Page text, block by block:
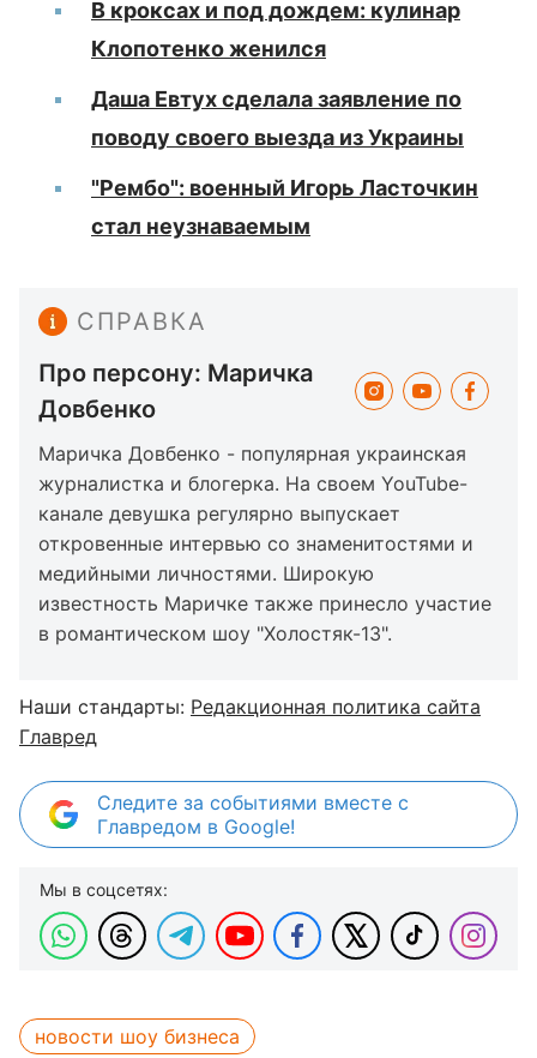
В кроксах и под дождем: кулинар
Клопотенко женился
Даша Евтух сделала заявление по
поводу своего выезда из Украины
"Рембо": военный Игорь Ласточкин
стал неузнаваемым
СПРАВКА
Про персону: Маричка
Довбенко
Маричка Довбенко - популярная украинская
журналистка и блогерка. На своем YouTube-
канале девушка регулярно выпускает
откровенные интервью со знаменитостями и
медийными личностями. Широкую
известность Маричке также принесло участие
в романтическом шоу "Холостяк-13".
Наши стандарты: Редакционная политика сайта
Главред
Следите за событиями вместе с
Главредом в Google!
Мы в соцсетях:
новости шоу бизнеса